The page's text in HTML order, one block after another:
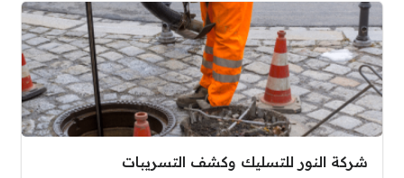
شركة النور للتسليك وكشف التسريبات